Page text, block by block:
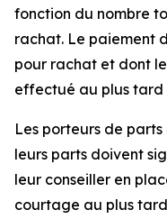
fonction du nombre
rachat. Le paiement
pour rachat et dont
effectué au plus tard
Les porteurs de
leurs parts doivent
leur conseiller en
courtage au plus